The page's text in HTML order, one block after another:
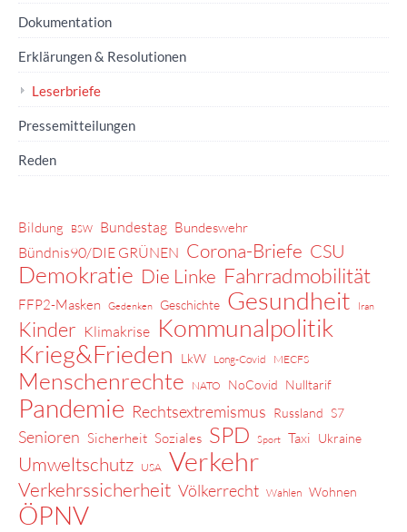
Dokumentation
Erklärungen & Resolutionen
Leserbriefe
Pressemitteilungen
Reden
Bildung BSW Bundestag Bundeswehr
Bündnis90/DIE GRÜNEN Corona-Briefe CSU
Demokratie Die Linke Fahrradmobilität
FFP2-Masken Gedenken Geschichte Gesundheit Iran
Kinder Klimakrise Kommunalpolitik
Krieg&Frieden
LkW Long-Covid MECFS
Menschenrechte NATO NoCovid Nulltarif
Pandemie Rechtsextremismus Russland S7
Senioren Sicherheit Soziales SPD Sport Taxi Ukraine
Umweltschutz USA Verkehr
Verkehrssicherheit Völkerrecht Wahlen Wohnen
ÖPNV